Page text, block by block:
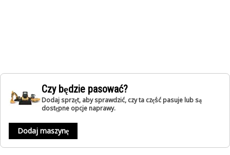
Czy będzie pasować?
Dodaj sprzęt, aby sprawdzić, czy ta część pasuje lub są
dostępne opcje naprawy.
Dodaj maszynę